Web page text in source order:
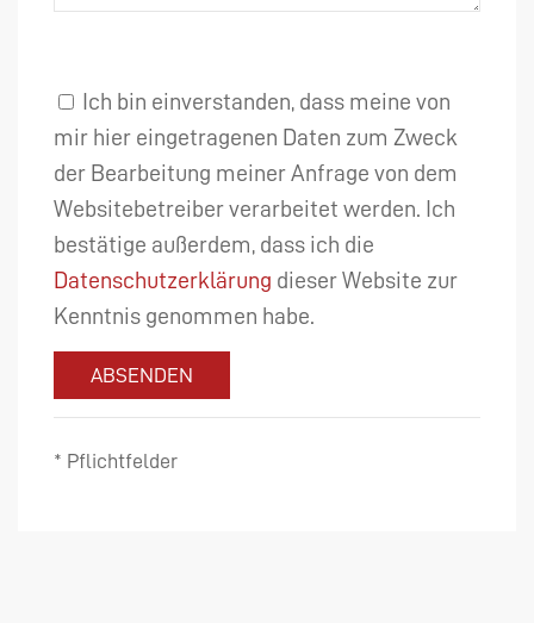
Ich bin einverstanden, dass meine von
mir hier eingetragenen Daten zum Zweck
der Bearbeitung meiner Anfrage von dem
Websitebetreiber verarbeitet werden. Ich
bestätige außerdem, dass ich die
Datenschutzerklärung dieser Website zur
Kenntnis genommen habe.
ABSENDEN
* Pflichtfelder